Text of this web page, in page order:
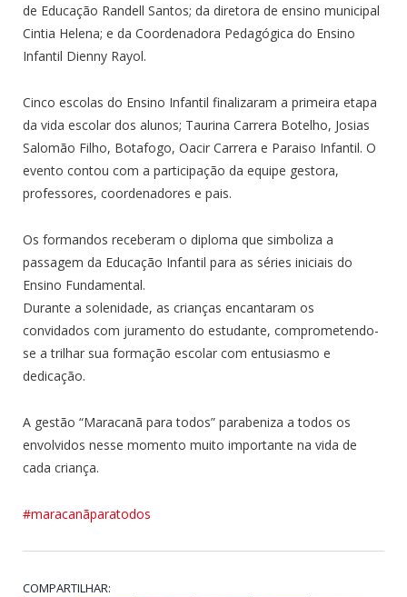
de Educação Randell Santos; da diretora de ensino municipal
Cintia Helena; e da Coordenadora Pedagógica do Ensino
Infantil Dienny Rayol.
Cinco escolas do Ensino Infantil finalizaram a primeira etapa
da vida escolar dos alunos; Taurina Carrera Botelho, Josias
Salomão Filho, Botafogo, Oacir Carrera e Paraiso Infantil. O
evento contou com a participação da equipe gestora,
professores, coordenadores e pais.
Os formandos receberam o diploma que simboliza a
passagem da Educação Infantil para as séries iniciais do
Ensino Fundamental.
Durante a solenidade, as crianças encantaram os
convidados com juramento do estudante, comprometendo-
se a trilhar sua formação escolar com entusiasmo e
dedicação.
A gestão “Maracanã para todos” parabeniza a todos os
envolvidos nesse momento muito importante na vida de
cada criança.
#maracanãparatodos
COMPARTILHAR: